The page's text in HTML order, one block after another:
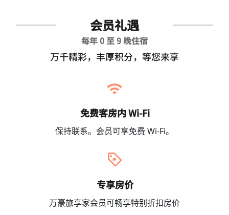
会员礼遇
每年 0 至 9 晚住宿
万千精彩，丰厚积分，等您来享
免费客房内 Wi-Fi
保持联系。会员可享免费 Wi-Fi。
专享房价
万豪旅享家会员可畅享特别折扣房价